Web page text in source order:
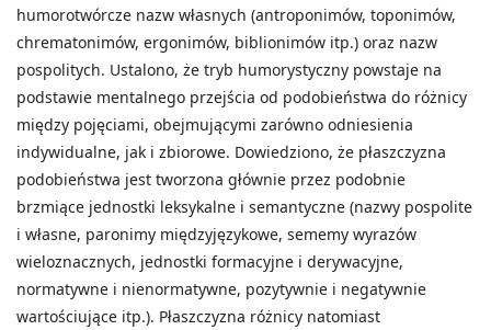
humorotwórcze nazw własnych (antroponimów, toponimów,
chrematonimów, ergonimów, biblionimów itp.) oraz nazw
pospolitych. Ustalono, że tryb humorystyczny powstaje na
podstawie mentalnego przejścia od podobieństwa do różnicy
między pojęciami, obejmującymi zarówno odniesienia
indywidualne, jak i zbiorowe. Dowiedziono, że płaszczyzna
podobieństwa jest tworzona głównie przez podobnie
brzmiące jednostki leksykalne i semantyczne (nazwy pospolite
i własne, paronimy międzyjęzykowe, sememy wyrazów
wieloznacznych, jednostki formacyjne i derywacyjne,
normatywne i nienormatywne, pozytywnie i negatywnie
wartościujące itp.). Płaszczyzna różnicy natomiast